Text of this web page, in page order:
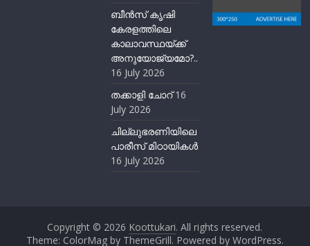
ബീന്‍സ് കൃഷി
കേരളത്തിലെ
കാലാവസ്ഥയ്ക്ക്
അനുയോജ്യമോ?..
16 July 2026
തക്കാളി ചോറ് 16
July 2026
ചില്ലുഭരണിയിലെ
പാരീസ് മിഠായികള്‍
16 July 2026
Copyright © 2026 Koottukari. All rights reserved.
Theme: ColorMagby ThemeGrill. Powered by WordPress.